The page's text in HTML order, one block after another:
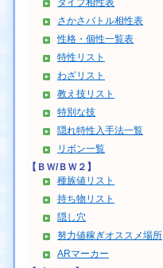
タイプ相性表
さかさバトル相性表
性格・個性一覧表
特性リスト
わざリスト
教え技リスト
特別な技
隠れ特性入手法一覧
リボン一覧
【ＢＷ/ＢＷ２】
種族値リスト
持ち物リスト
隠し穴
努力値稼ぎオススメ場所
ARマーカー